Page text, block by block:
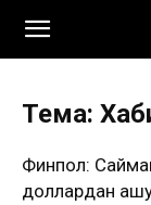
Тема:
Финпол:
доллардан